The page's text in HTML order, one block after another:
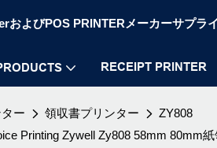
よびPOS PRINTERメーカーサプライ
RECEIPT PRINTER
ー 領収書プリンター
ZY808
Printing Zywell Zy808 58mm 80mm